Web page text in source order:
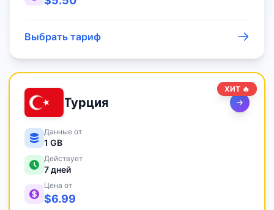
Выбрать тариф
ХИТ 🔥
Турция
Данные от
1 GB
Действует
7дней
Цена от
$6.99